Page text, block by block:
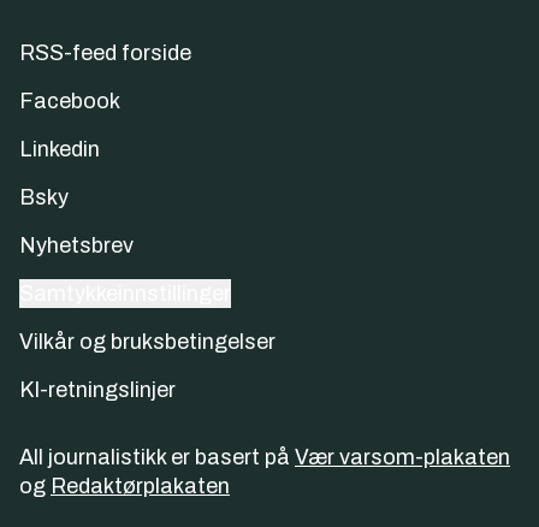
RSS-feed forside
Facebook
Linkedin
Bsky
Nyhetsbrev
Vilkår og bruksbetingelser
KI-retningslinjer
All journalistikk er basert på Vær varsom-plakaten
og Redaktørplakaten